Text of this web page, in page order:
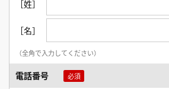
［姓］
［名］
（全角で入力してください）
電話番号